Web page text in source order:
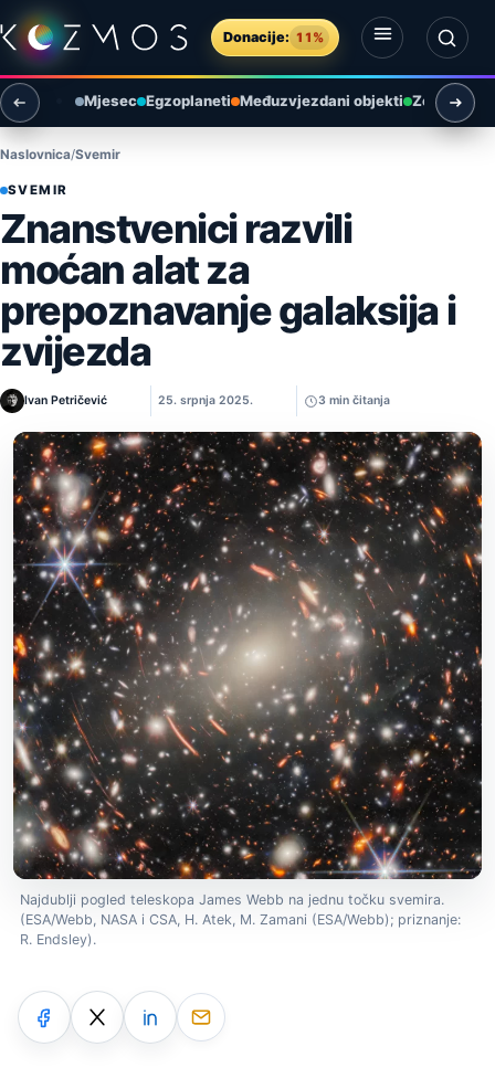
Preskoči na sadržaj
Donacije: 11%
Otvori izbornik
Otvori pretragu
Mjesec Egzoplaneti Međuzvjezdani objekti Zemlja i
Naslovnica Svemir
SVEMIR
Znanstvenici razvili
moćan alat za
prepoznavanje galaksija i
zvijezda
Ivan Petričević 25. srpnja 2025. 3 min čitanja
Najdublji pogled teleskopa James Webb na jednu točku svemira.
(ESA/Webb, NASA i CSA, H. Atek, M. Zamani (ESA/Webb); priznanje:
R. Endsley).